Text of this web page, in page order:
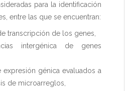
para la identificación
entre las que se encuentran:
transcripción de los genes,
intergénica de genes
expresión génica evaluados a
de microarreglos,